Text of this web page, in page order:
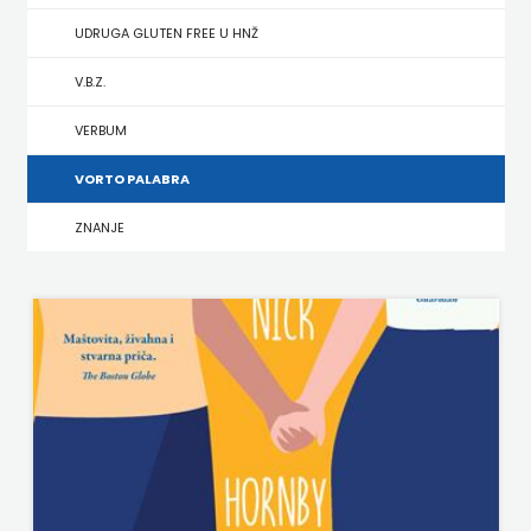
MATE
Naklada
Rocky
UDRUGA GLUTEN FREE U HNŽ
V.B.Z.
VERBUM
VORTO PALABRA
ZNANJE